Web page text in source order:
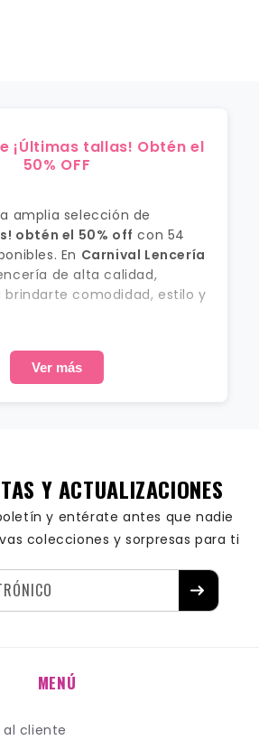
¡Últimas tallas! Obtén el
50% OFF
amplia selección de
obtén el 50% off con 54
En Carnival Lencería
de alta calidad,
brindarte comodidad, estilo y
colección exclusiva de
interior, diseñada para
natural. Ofrecemos
Ver más
Y ACTUALIZACIONES
y entérate antes que nadie
colecciones y sorpresas para ti
MENÚ
cliente